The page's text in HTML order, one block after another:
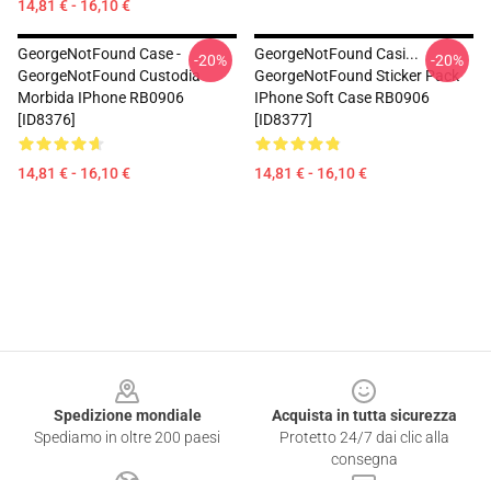
14,81 € - 16,10 €
GeorgeNotFound Case -
GeorgeNotFound Custodia
Morbida IPhone RB0906
[ID8376]
14,81 € - 16,10 €
-20%
GeorgeNotFound Casi...
GeorgeNotFound Sticker Pack
IPhone Soft Case RB0906
[ID8377]
14,81 € - 16,10 €
-20%
Spedizione mondiale
Spediamo in oltre 200 paesi
Acquista in tutta sicurezza
Protetto 24/7 dai clic alla
consegna